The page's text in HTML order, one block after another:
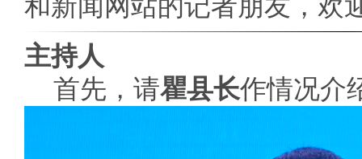
和新闻网站的记者朋友，欢
主持人
首先，请瞿县长作情况介